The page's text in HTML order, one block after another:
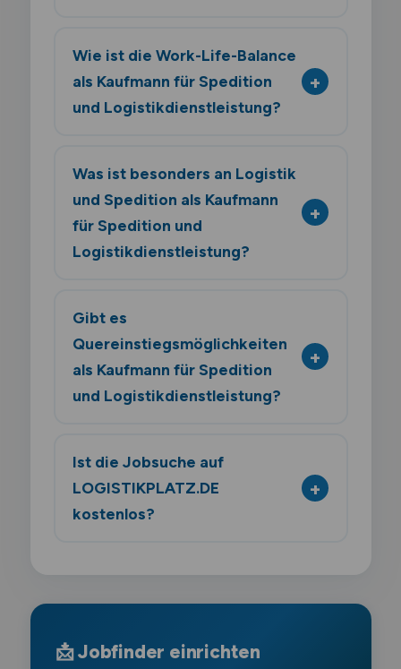
Wie ist die Work-Life-Balance
als Kaufmann für Spedition
und Logistikdienstleistung?
Was ist besonders an Logistik
und Spedition als Kaufmann
für Spedition und
Logistikdienstleistung?
Gibt es
Quereinstiegsmöglichkeiten
als Kaufmann für Spedition
und Logistikdienstleistung?
Ist die Jobsuche auf
LOGISTIKPLATZ.DE
kostenlos?
📩 Jobfinder einrichten